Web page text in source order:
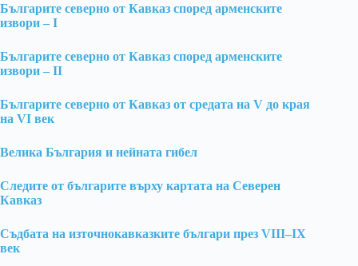
Българите северно от Кавказ според арменските
извори – I
Българите северно от Кавказ според арменските
извори – II
Българите северно от Кавказ от средата на V до края
на VI век
Велика България и нейната гибел
Следите от българите върху картата на Северен
Кавказ
Съдбата на източнокавказките българи през VIII–IX
век